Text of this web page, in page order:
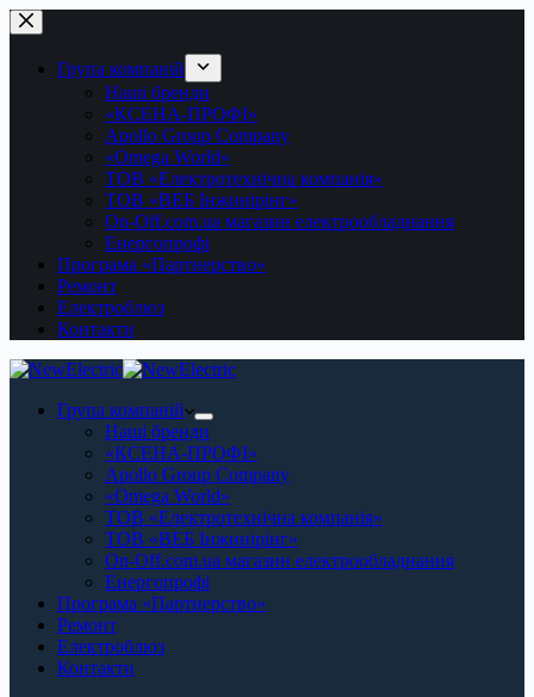
Перейти
до
вмістуГрупа компаній
Наші бренди
«КСЕНА-ПРОФІ»
Apollo Group Company
«Omega World»
ТОВ «Електротехнічна компанія»
ТОВ «ВЕБ Інжинірінг»
On-Off.com.ua магазин електрообладнання
Енергопрофі
Програма «Партнерство»
Ремонт
Електроблюз
Контакти
Група компаній
Наші бренди
«КСЕНА-ПРОФІ»
Apollo Group Company
«Omega World»
ТОВ «Електротехнічна компанія»
ТОВ «ВЕБ Інжинірінг»
On-Off.com.ua магазин електрообладнання
Енергопрофі
Програма «Партнерство»
Ремонт
Електроблюз
Контакти